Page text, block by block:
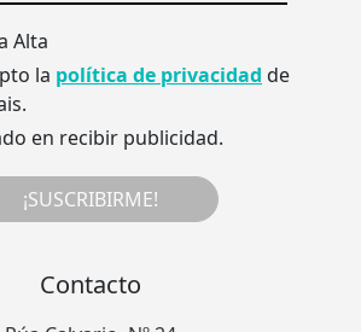
Alta
la política de privacidad de
en recibir publicidad.
¡SUSCRIBIRME!
Contacto